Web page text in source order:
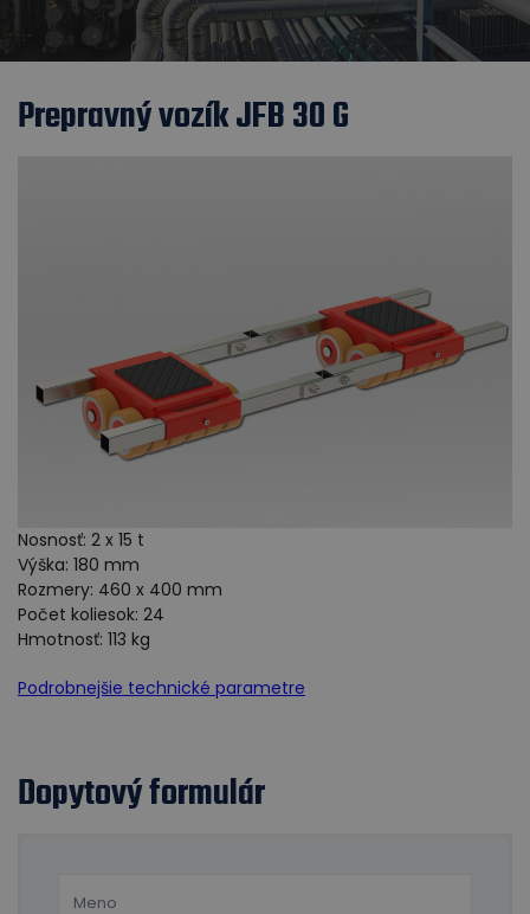
Prepravný vozík JFB 30 G
Nosnosť: 2 x 15 t
Výška: 180 mm
Rozmery: 460 x 400 mm
Počet koliesok: 24
Hmotnosť: 113 kg
Podrobnejšie technické parametre
Dopytový formulár